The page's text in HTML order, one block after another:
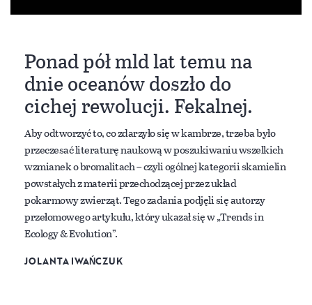
Ponad pół mld lat temu na
dnie oceanów doszło do
cichej rewolucji. Fekalnej.
Aby odtworzyć to, co zdarzyło się w kambrze, trzeba było
przeczesać literaturę naukową w poszukiwaniu wszelkich
wzmianek o bromalitach – czyli ogólnej kategorii skamielin
powstałych z materii przechodzącej przez układ
pokarmowy zwierząt. Tego zadania podjęli się autorzy
przełomowego artykułu, który ukazał się w „Trends in
Ecology & Evolution”.
JOLANTA IWAŃCZUK